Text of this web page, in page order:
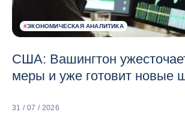
#ЭКОНОМИЧЕСКАЯ АНАЛИТИКА
США: Вашингтон
меры и уже готовит новые
31 / 07 / 2026